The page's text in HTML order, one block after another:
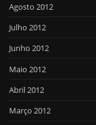
Agosto 2012
Julho 2012
Junho 2012
Maio 2012
Abril 2012
Março 2012